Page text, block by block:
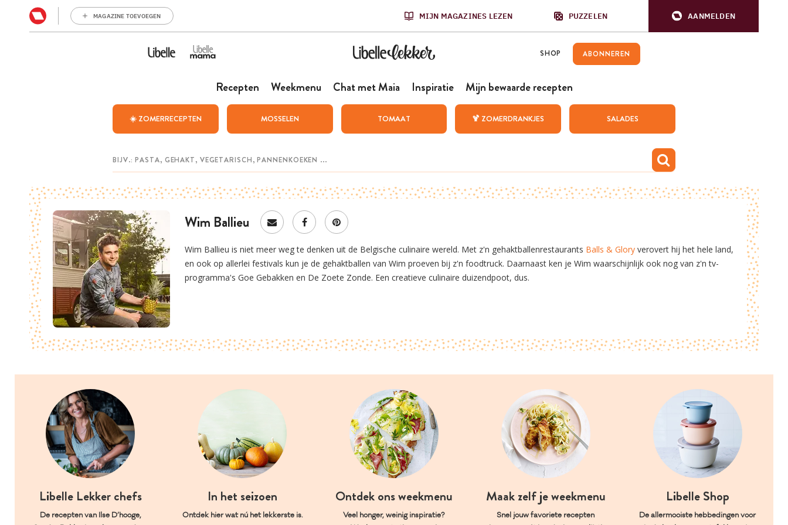
MAGAZINE TOEVOEGEN MIJN MAGAZINES LEZEN PUZZELEN AANMELDEN
SHOP ABONNEREN
Recepten Weekmenu Chat met Maia Inspiratie Mijn bewaarde recepten
☀️ ZOMERRECEPTEN MOSSELEN TOMAAT 🍹 ZOMERDRANKJES SALADES
Wim Ballieu
Wim Ballieu is niet meer weg te denken uit de Belgische culinaire wereld. Met z'n gehaktballenrestaurants Balls & Glory verovert hij het hele land,
en ook op allerlei festivals kun je de gehaktballen van Wim proeven bij z'n foodtruck. Daarnaast ken je Wim waarschijnlijk ook nog van z'n tv-
programma's Goe Gebakken en De Zoete Zonde. Een creatieve culinaire duizendpoot, dus.
Libelle Lekker chefs
De recepten van Ilse D’hooge,
In het seizoen
Ontdek hier wat nú het lekkerste is.
Ontdek ons weekmenu
Veel honger, weinig inspiratie?
Maak zelf je weekmenu
Snel jouw favoriete recepten
Libelle Shop
De allermooiste hebbedingen voor